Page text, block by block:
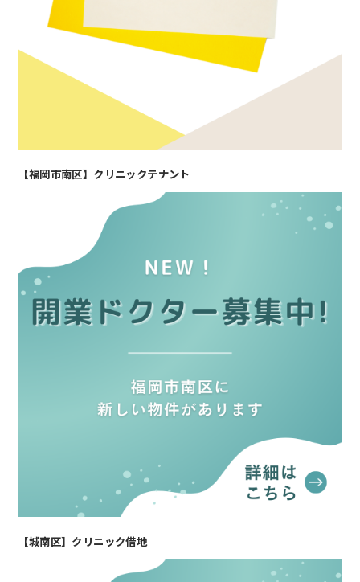
【福岡市南区】クリニックテナント
【城南区】クリニック借地